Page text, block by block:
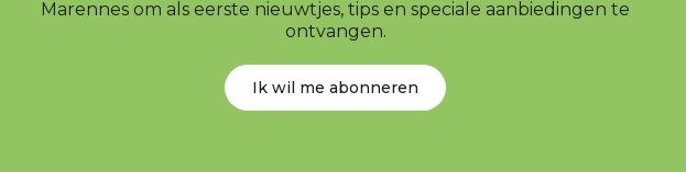
Marennes om als eerste nieuwtjes, tips en speciale aanbiedingen te
ontvangen.
Ik wil me abonneren